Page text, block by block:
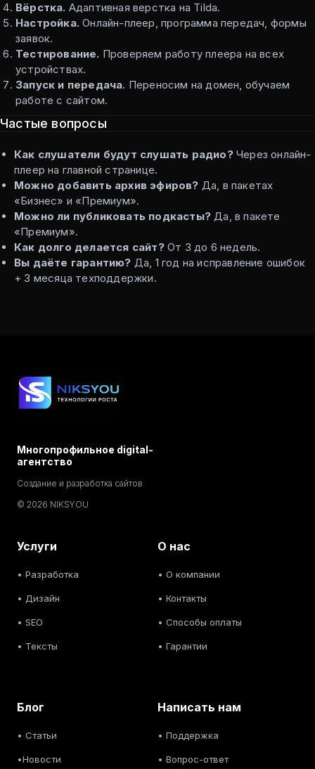
Вёрстка. Адаптивная верстка на Tilda.
Настройка. Онлайн-плеер, программа передач, формы
заявок.
Тестирование. Проверяем работу плеера на всех
устройствах.
Запуск и передача. Переносим на домен, обучаем
работе с сайтом.
Частые вопросы
Как слушатели будут слушать радио?Через онлайн-
плеер на главной странице.
Можно добавить архив эфиров? Да, в пакетах
«Бизнес» и «Премиум».
Можно ли публиковать подкасты? Да, в пакете
«Премиум».
Как долго делается сайт?От 3 до 6 недель.
Вы даёте гарантию? Да, 1 год на исправление ошибок
+ 3 месяца техподдержки.
Многопрофильное digital-
агентство
Создание и разработка сайтов
© 2026 NIKSYOU
Услуги
• Разработка
• Дизайн
• SEO
• Тексты
О нас
• О компании
• Контакты
• Способы оплаты
• Гарантии
Блог
• Статьи
•Новости
Написать нам
• Поддержка
• Вопрос-ответ